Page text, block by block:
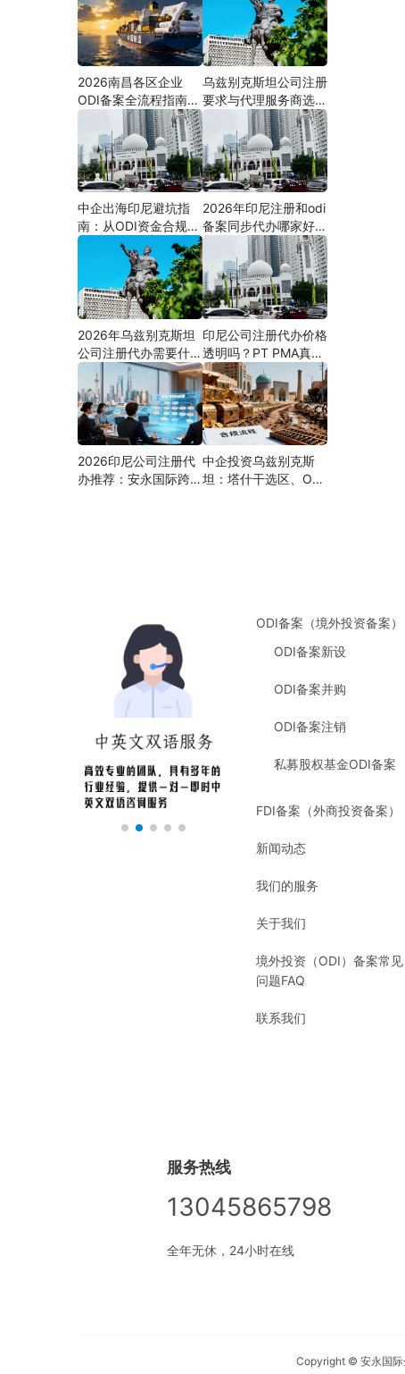
清单及成功案例与正规
靠谱代办中介推荐）
行开户（附材料清单及
成功案例与正规靠谱代
办中介推荐）
2026南昌各区企业
ODI备案全流程指南
（附材料清单及成功案
例与正规靠谱代办中介
推荐）
乌兹别克斯坦公司注册
要求与代理服务商选择
指南：本土实体和中乌
两地合规才是落地硬保
障｜安永国际跨境合规
圈
中企出海印尼避坑指
南：从ODI资金合规到
PMA公司设立，为什
么300+出海企业首选
安永国际跨境合规圈？
2026年印尼注册和odi
备案同步代办哪家好？
机构选择指南
2026年乌兹别克斯坦
公司注册代办需要什么
材料？最新清单、流程
与合规指南
印尼公司注册代办价格
透明吗？PT PMA真实
费用拆解与防坑指南
2026印尼公司注册代
办推荐：安永国际跨境
中企投资乌兹别克斯
坦：塔什干选区、ODI
ODI备案（境外投资备案）
ODI备案新设
ODI备案并购
ODI备案注销
私募股权基金ODI备案
FDI备案（外商投资备案）
新闻动态
我们的服务
关于我们
境外投资（ODI）备案常见
问题FAQ
联系我们
服务热线
13045865798
全年无休，24小时在线
Copyright © 安永国际